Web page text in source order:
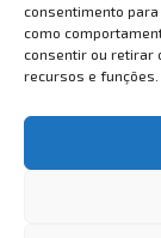
consentimento
como
consentir ou retirar
recursos e funções.